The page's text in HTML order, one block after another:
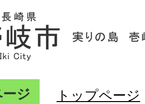
ジ トップページ